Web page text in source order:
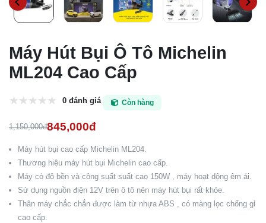
Máy Hút Bụi Ô Tô Michelin
ML204 Cao Cấp
0 đánh giá Còn hàng
1,150,000đ845,000đ
Máy hút bụi cao cấp Michelin ML204.
Thương hiệu máy hút bụi Michelin cao cấp.
Máy có độ bền và công suất suất cao 150W , máy hoạt dộng êm ái.
Sử dụng nguồn điện 12V trên ô tô nên máy hút bụi rất khỏe.
Thân máy chắc chắn được làm từ nhựa ABS , có màng lọc chống gỉ
cao cấp.